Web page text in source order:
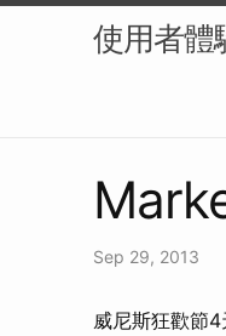
使用者體
Sep 29, 2013
威尼斯狂歡節